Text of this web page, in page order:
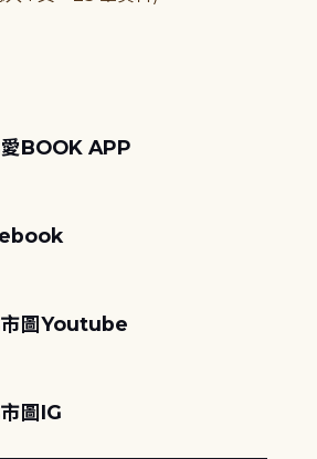
BOOK APP
圖Youtube
圖IG